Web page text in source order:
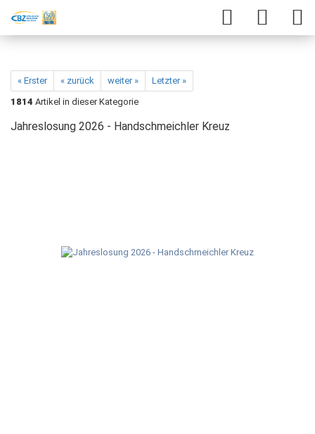
« Erster « zurück weiter »
Letzter »
1814 Artikel in dieser Kategorie
Jahreslosung 2026 - Handschmeichler Kreuz